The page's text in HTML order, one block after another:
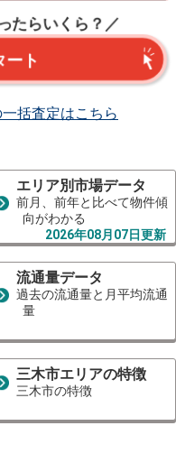
たらいくら？／
ート
括査定はこちら
エリア別市場データ
前月、前年と比べて物件傾
向がわかる
2026年08月07日更新
流通量データ
過去の流通量と月平均流通
量
三木市エリアの特徴
三木市の特徴